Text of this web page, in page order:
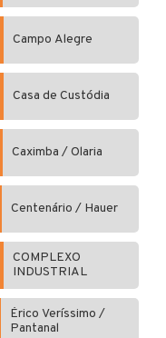
Campo Alegre
Casa de Custódia
Caximba / Olaria
Centenário / Hauer
COMPLEXO
INDUSTRIAL
Érico Veríssimo /
Pantanal